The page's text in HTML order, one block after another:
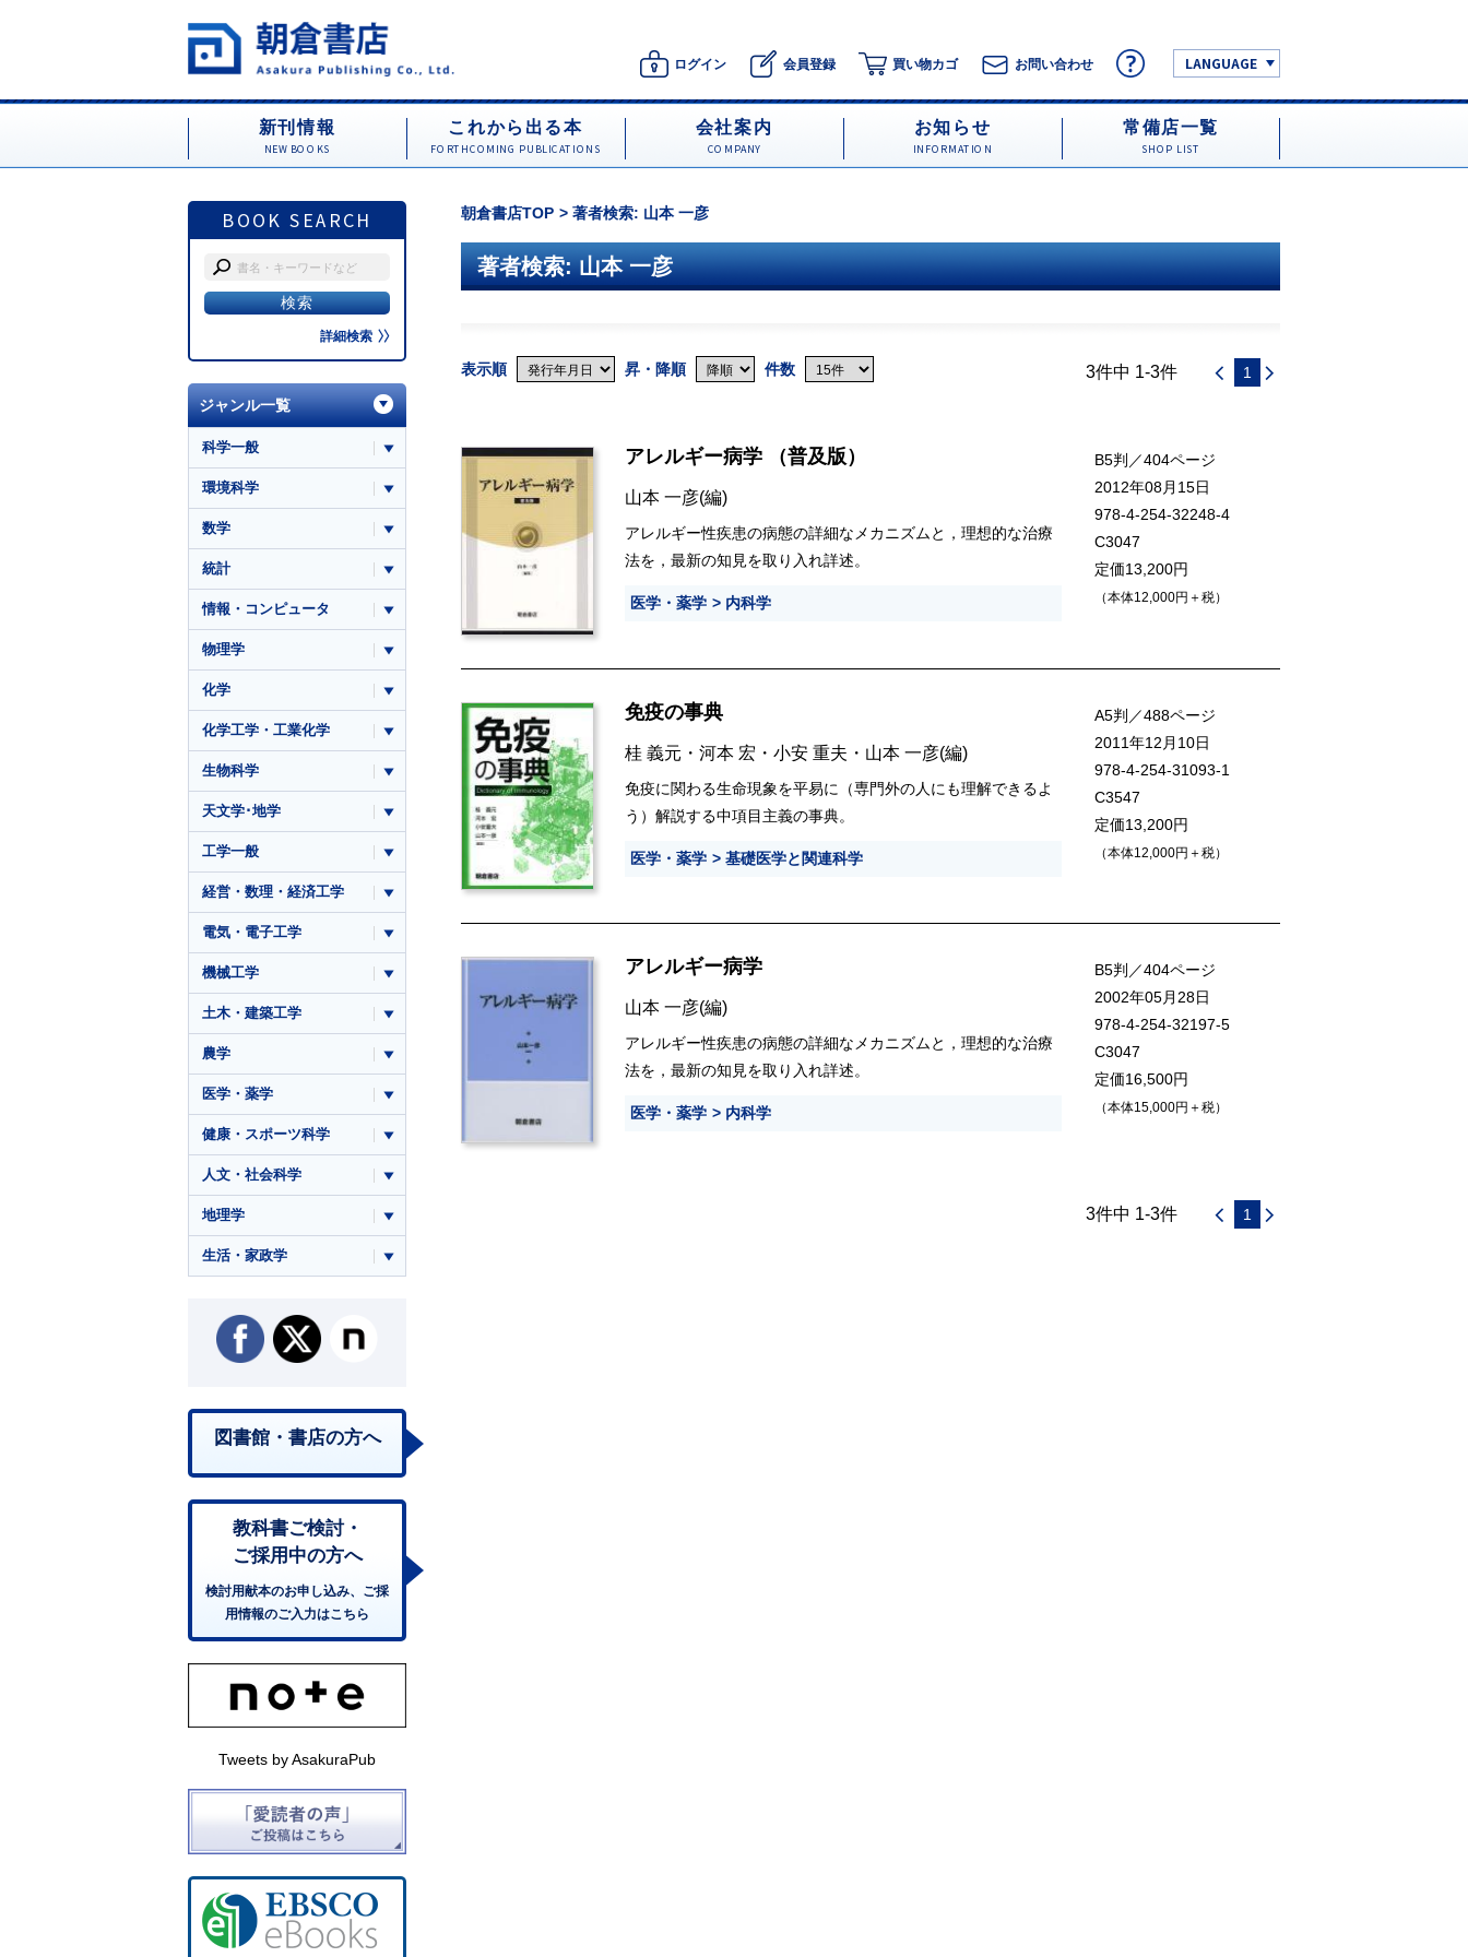
ログイン 会員登録 買い物カゴ お問い合わせ LANGUAGE
新刊情報
NEW BOOKS
これから出る本
FORTHCOMING PUBLICATIONS
会社案内
COMPANY
お知らせ
INFORMATION
常備店一覧
SHOP LIST
BOOK SEARCH
詳細検索
朝倉書店TOP 著者検索: 山本 一彦
著者検索: 山本 一彦
表示順 昇・降順 件数 3件中 1-3件 1
アレルギー病学 （普及版）
山本 一彦(編)
アレルギー性疾患の病態の詳細なメカニズムと，理想的な治療
法を，最新の知見を取り入れ詳述。
医学・薬学 内科学
B5判／404ページ
2012年08月15日
978-4-254-32248-4
C3047
定価13,200円
（本体12,000円＋税）
免疫の事典
桂 義元 ・ 河本 宏 ・ 小安 重夫 ・ 山本 一彦(編)
免疫に関わる生命現象を平易に（専門外の人にも理解できるよ
う）解説する中項目主義の事典。
医学・薬学 基礎医学と関連科学
A5判／488ページ
2011年12月10日
978-4-254-31093-1
C3547
定価13,200円
（本体12,000円＋税）
アレルギー病学
山本 一彦(編)
アレルギー性疾患の病態の詳細なメカニズムと，理想的な治療
法を，最新の知見を取り入れ詳述。
医学・薬学 内科学
B5判／404ページ
2002年05月28日
978-4-254-32197-5
C3047
定価16,500円
（本体15,000円＋税）
3件中 1-3件 1
ジャンル一覧
科学一般
環境科学
数学
統計
情報・コンピュータ
物理学
化学
化学工学・工業化学
生物科学
天文学･地学
工学一般
経営・数理・経済工学
電気・電子工学
機械工学
土木・建築工学
農学
医学・薬学
健康・スポーツ科学
人文・社会科学
地理学
生活・家政学
図書館・書店の方へ
教科書ご検討・
ご採用中の方へ
検討用献本のお申し込み、ご採
用情報のご入力はこちら
Tweets by AsakuraPub